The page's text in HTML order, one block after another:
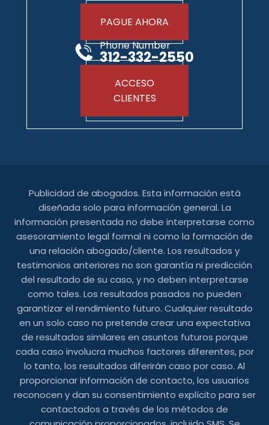
PAGUE AHORA
Phone Number
312-332-2550
ACCESO
CLIENTES
Publicidad de abogados. Esta información está
diseñada solo para información general. La
información presentada no debe interpretarse como
asesoramiento legal formal ni como la formación de
una relación abogado/cliente. Los resultados y
testimonios anteriores no son garantía ni predicción
del resultado de su caso, y no deben interpretarse
como tales. Los resultados pasados ​​no pueden
garantizar el rendimiento futuro. Cualquier resultado
en un solo caso no pretende crear una expectativa
de resultados similares en asuntos futuros porque
cada caso involucra muchos factores diferentes, por
lo tanto, los resultados diferirán caso por caso. Al
proporcionar información de contacto, los usuarios
reconocen y dan su consentimiento explícito para ser
contactados a través de los métodos de